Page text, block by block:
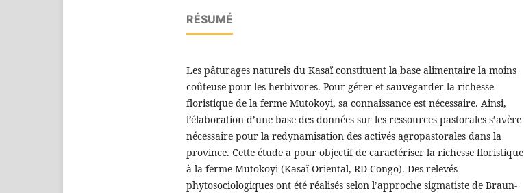
RÉSUMÉ
Les pâturages naturels du Kasaï constituent la base alimentaire la moins
coûteuse pour les herbivores. Pour gérer et sauvegarder la richesse
floristique de la ferme Mutokoyi, sa connaissance est nécessaire. Ainsi,
l’élaboration d’une base des données sur les ressources pastorales s’avère
nécessaire pour la redynamisation des activés agropastorales dans la
province. Cette étude a pour objectif de caractériser la richesse floristique
à la ferme Mutokoyi (Kasaï-Oriental, RD Congo). Des relevés
phytosociologiques ont été réalisés selon l’approche sigmatiste de Braun-